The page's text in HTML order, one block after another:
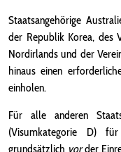
Staatsangehörige
der Republik Korea, des
Nordirlands und der
hinaus einen
einholen.
Für alle anderen
(Visumkategorie D)
grundsätzlich vorder